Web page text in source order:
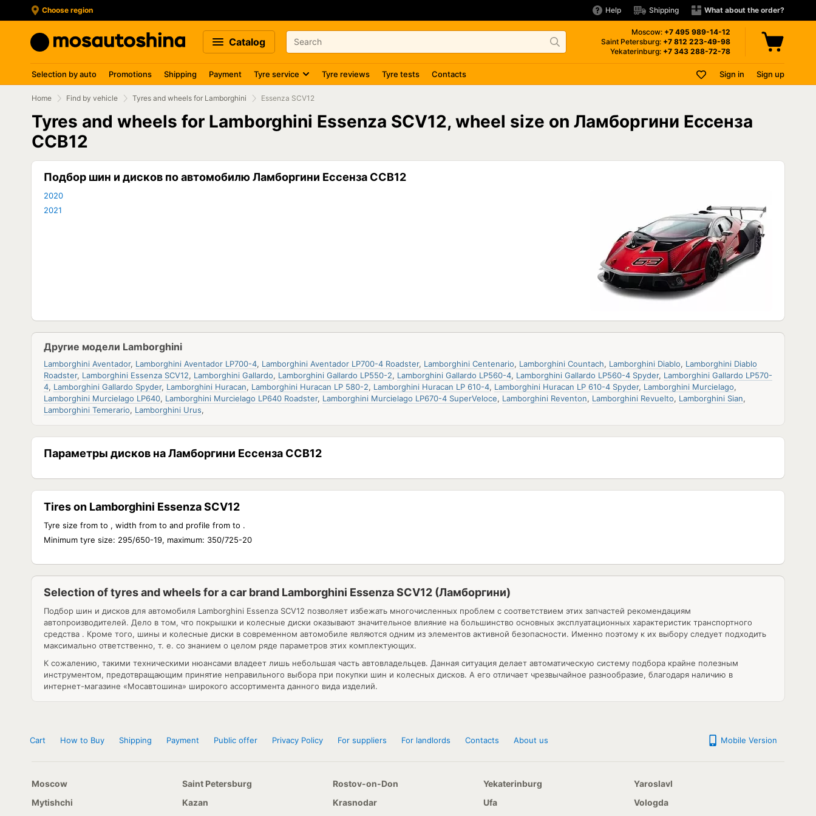
Choose region Help Shipping What about the order?
Catalog
Moscow: +7 495 989-14-12
Saint Petersburg: +7 812 223-49-98
Yekaterinburg: +7 343 288-72-78
Selection by auto Promotions Shipping Payment Tyre service Tyre reviews Tyre tests Contacts Sign in Sign up
Home Find by vehicle Tyres and wheels for Lamborghini Essenza SCV12
Tyres and wheels for Lamborghini Essenza SCV12, wheel size on Ламборгини Ессенза
ССВ12
Подбор шин и дисков по автомобилю Ламборгини Ессенза ССВ12
2020
2021
Другие модели Lamborghini
Lamborghini Aventador, Lamborghini Aventador LP700-4, Lamborghini Aventador LP700-4 Roadster, Lamborghini Centenario, Lamborghini Countach, Lamborghini Diablo, Lamborghini Diablo
Roadster, Lamborghini Essenza SCV12, Lamborghini Gallardo, Lamborghini Gallardo LP550-2, Lamborghini Gallardo LP560-4, Lamborghini Gallardo LP560-4 Spyder, Lamborghini Gallardo LP570-
4, Lamborghini Gallardo Spyder, Lamborghini Huracan, Lamborghini Huracan LP 580-2, Lamborghini Huracan LP 610-4, Lamborghini Huracan LP 610-4 Spyder, Lamborghini Murcielago,
Lamborghini Murcielago LP640, Lamborghini Murcielago LP640 Roadster, Lamborghini Murcielago LP670-4 SuperVeloce, Lamborghini Reventon, Lamborghini Revuelto, Lamborghini Sian,
Lamborghini Temerario, Lamborghini Urus,
Параметры дисков на Ламборгини Ессенза ССВ12
Tires on Lamborghini Essenza SCV12
Tyre size from to , width from to and profile from to .
Minimum tyre size: 295/650-19, maximum: 350/725-20
Selection of tyres and wheels for a car brand Lamborghini Essenza SCV12 (Ламборгини)
Подбор шин и дисков для автомобиля Lamborghini Essenza SCV12 позволяет избежать многочисленных проблем с соответствием этих запчастей рекомендациям
автопроизводителей. Дело в том, что покрышки и колесные диски оказывают значительное влияние на большинство основных эксплуатационных характеристик транспортного
средства . Кроме того, шины и колесные диски в современном автомобиле являются одним из элементов активной безопасности. Именно поэтому к их выбору следует подходить
максимально ответственно, т. е. со знанием о целом ряде параметров этих комплектующих.
К сожалению, такими техническими нюансами владеет лишь небольшая часть автовладельцев. Данная ситуация делает автоматическую систему подбора крайне полезным
инструментом, предотвращающим принятие неправильного выбора при покупки шин и колесных дисков. А его отличает чрезвычайное разнообразие, благодаря наличию в
интернет-магазине «Мосавтошина» широкого ассортимента данного вида изделий.
Cart How to Buy Shipping Payment Public offer Privacy Policy For suppliers For landlords Contacts About us Mobile Version
Moscow
Mytishchi
Saint Petersburg
Kazan
Rostov-on-Don
Krasnodar
Yekaterinburg
Ufa
Yaroslavl
Vologda